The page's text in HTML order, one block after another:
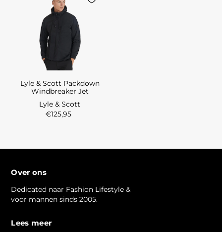
Lyle & Scott Packdown
Windbreaker Jet
Lyle & Scott
€125,95
Over ons
Dedicated naar Fashion Lifestyle &
voor mannen sinds 2005.
Lees meer